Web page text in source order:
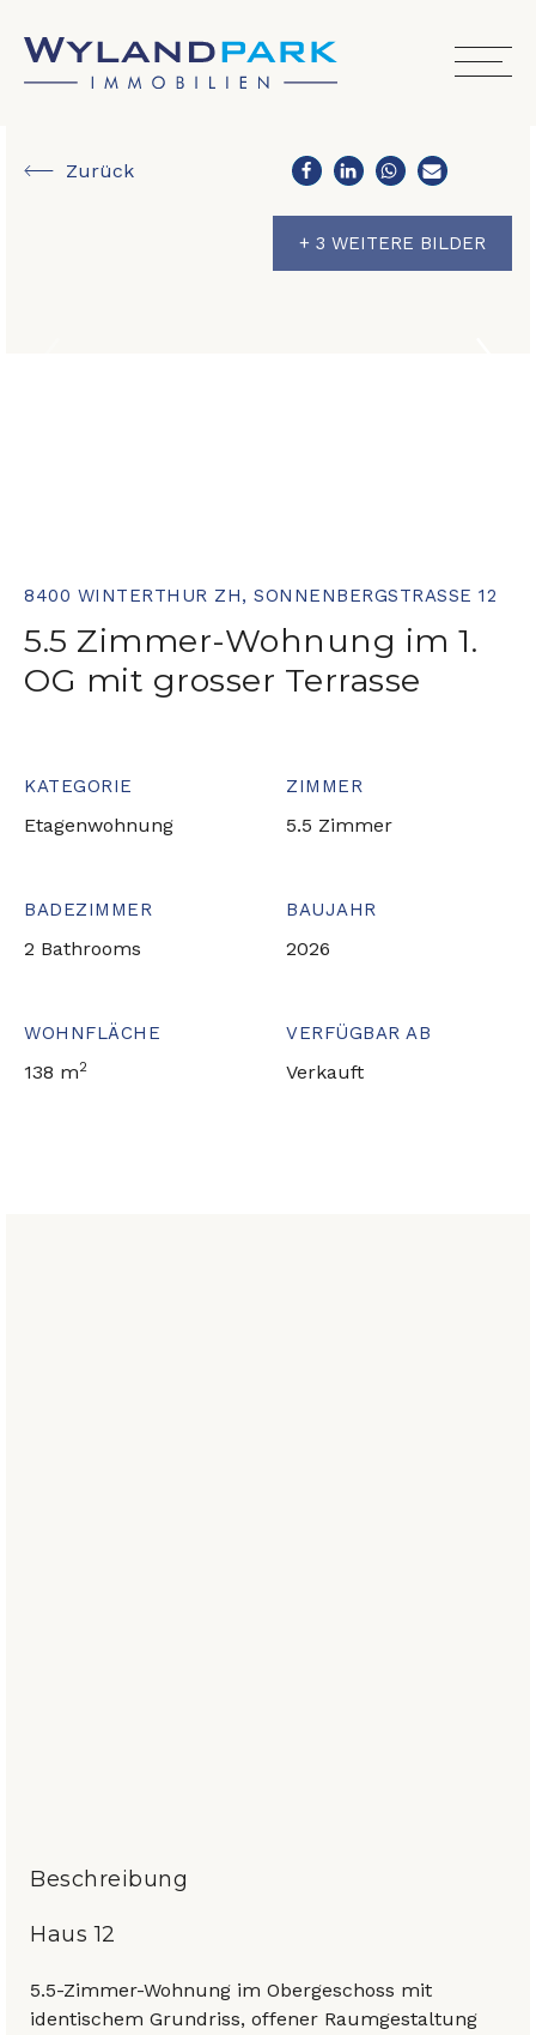
Zurück
+ 3 WEITERE BILDER
8400 WINTERTHUR ZH, SONNENBERGSTRASSE 12
5.5 Zimmer-Wohnung im 1.
OG mit grosser Terrasse
KATEGORIE
Etagenwohnung
ZIMMER
5.5 Zimmer
BADEZIMMER
2 Bathrooms
BAUJAHR
2026
WOHNFLÄCHE
138 m2
VERFÜGBAR AB
Verkauft
Beschreibung
Haus 12
5.5-Zimmer-Wohnung im Obergeschoss mit
identischem Grundriss, offener Raumgestaltung